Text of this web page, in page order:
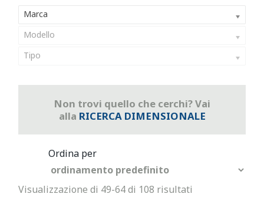
Marca
Modello
Tipo
Non trovi quello che cerchi? Vai
alla RICERCA DIMENSIONALE
Visualizzazione di 49-64 di 108 risultati